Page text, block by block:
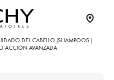
DEL CABELLO SHAMPOOS
ACCIÓN AVANZADA